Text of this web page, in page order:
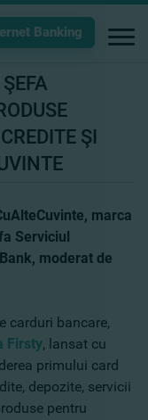
Banking
ŞI
marca
Serviciul
moderat de
carduri bancare,
Firsty, lansat cu
primului card
depozite, servicii
pentru